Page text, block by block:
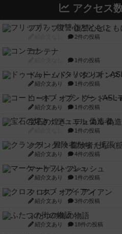
アクセス
フリップ７：復讐心ととも
2件の投稿
コンテナ
1件の投稿
ドゥームド・バタリオンズ
紹介文あり 1件の投稿
コード・オブ・ブシドー
紹介文あり 1件の投稿
宝石の煌き：デュエル 偽
1件の投稿
クランク! ：冒険者たち（
紹介文あり 4件の投稿
マーケットフレッシュ
紹介文あり 1件の投稿
クロス・オブ・アイアン
紹介文あり 3件の投稿
ふたつの街の物語
紹介文あり 18件の投稿